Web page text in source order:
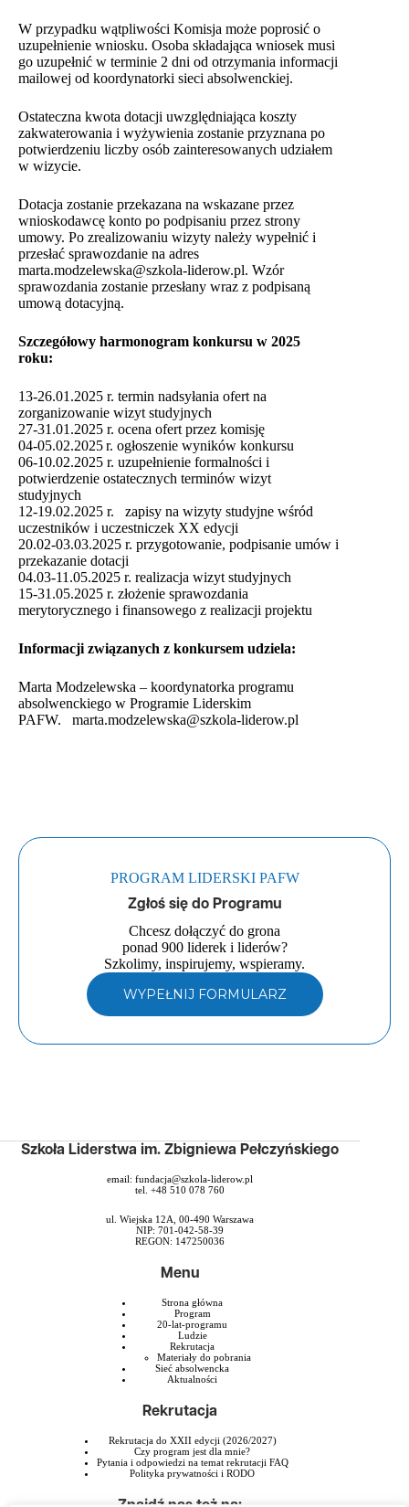
W przypadku wątpliwości Komisja może poprosić o
uzupełnienie wniosku. Osoba składająca wniosek musi
go uzupełnić w terminie 2 dni od otrzymania informacji
mailowej od koordynatorki sieci absolwenckiej.
Ostateczna kwota dotacji uwzględniająca koszty
zakwaterowania i wyżywienia zostanie przyznana po
potwierdzeniu liczby osób zainteresowanych udziałem
w wizycie.
Dotacja zostanie przekazana na wskazane przez
wnioskodawcę konto po podpisaniu przez strony
umowy. Po zrealizowaniu wizyty należy wypełnić i
przesłać sprawozdanie na adres
marta.modzelewska@szkola-liderow.pl. Wzór
sprawozdania zostanie przesłany wraz z podpisaną
umową dotacyjną.
Szczegółowy harmonogram konkursu w 2025
roku:
13-26.01.2025 r. termin nadsyłania ofert na
zorganizowanie wizyt studyjnych
27-31.01.2025 r. ocena ofert przez komisję
04-05.02.2025 r. ogłoszenie wyników konkursu
06-10.02.2025 r. uzupełnienie formalności i
potwierdzenie ostatecznych terminów wizyt
studyjnych
12-19.02.2025 r. zapisy na wizyty studyjne wśród
uczestników i uczestniczek XX edycji
20.02-03.03.2025 r. przygotowanie, podpisanie umów i
przekazanie dotacji
04.03-11.05.2025 r. realizacja wizyt studyjnych
15-31.05.2025 r. złożenie sprawozdania
merytorycznego i finansowego z realizacji projektu
Informacji związanych z konkursem udziela:
Marta Modzelewska – koordynatorka programu
absolwenckiego w Programie Liderskim
PAFW. marta.modzelewska@szkola-liderow.pl
PROGRAM LIDERSKI PAFW
Zgłoś się do Programu
Chcesz dołączyć do grona
ponad 900 liderek i liderów?
Szkolimy, inspirujemy, wspieramy.
WYPEŁNIJ FORMULARZ
Szkoła Liderstwa im. Zbigniewa Pełczyńskiego
email:fundacja@szkola-liderow.pl
tel. +48 510 078 760
ul. Wiejska 12A, 00-490 Warszawa
NIP: 701-042-58-39
REGON: 147250036
Menu
Strona główna
Program
20-lat-programu
Ludzie
Rekrutacja
Materiały do pobrania
Sieć absolwencka
Aktualności
Rekrutacja
Rekrutacja do XXII edycji (2026/2027)
Czy program jest dla mnie?
Pytania i odpowiedzi na temat rekrutacji FAQ
Polityka prywatności i RODO